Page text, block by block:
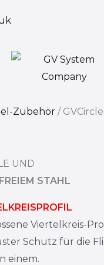
Zubehör /
UND
STAHL
Viertelkreis-
Schutz für die
einem.